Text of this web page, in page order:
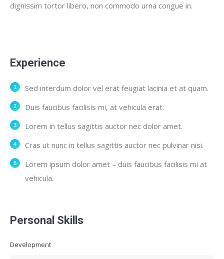
dignissim tortor libero, non commodo urna congue in.
Experience
Sed interdum dolor vel erat feugiat lacinia et at quam.
Duis faucibus facilisis mi, at vehicula erat.
Lorem in tellus sagittis auctor nec dolor amet.
Cras ut nunc in tellus sagittis auctor nec pulvinar nisi.
Lorem ipsum dolor amet – duis faucibus facilisis mi at
vehicula.
Personal Skills
Development